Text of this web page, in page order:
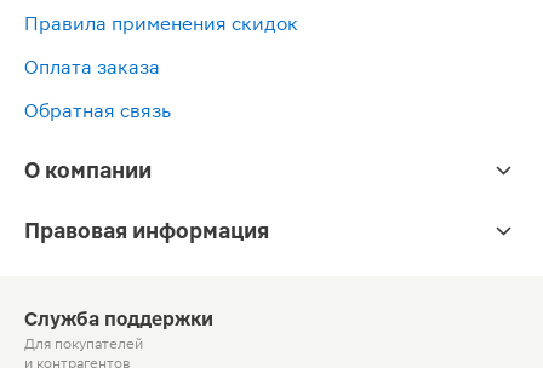
Правила применения скидок
Оплата заказа
Обратная связь
О компании
Правовая информация
Служба поддержки
Для покупателей
и контрагентов